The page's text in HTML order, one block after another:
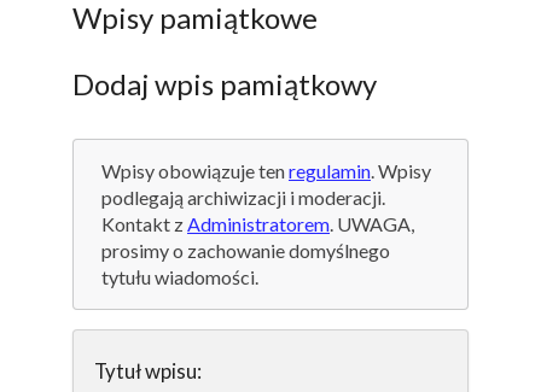
Wpisy pamiątkowe
Dodaj wpis pamiątkowy
Wpisy obowiązuje tenregulamin. Wpisy
podlegają archiwizacji i moderacji.
Kontakt zAdministratorem. UWAGA,
prosimy o zachowanie domyślnego
tytułu wiadomości.
Tytuł wpisu: